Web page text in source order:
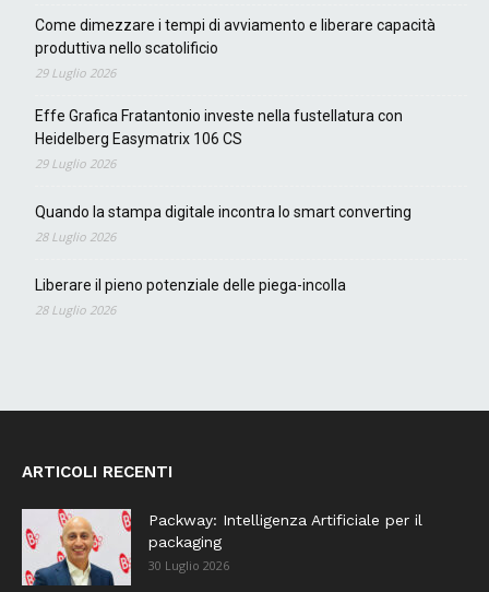
Come dimezzare i tempi di avviamento e liberare capacità
produttiva nello scatolificio
29 Luglio 2026
Effe Grafica Fratantonio investe nella fustellatura con
Heidelberg Easymatrix 106 CS
29 Luglio 2026
Quando la stampa digitale incontra lo smart converting
28 Luglio 2026
Liberare il pieno potenziale delle piega-incolla
28 Luglio 2026
ARTICOLI RECENTI
Packway: Intelligenza Artificiale per il
packaging
30 Luglio 2026